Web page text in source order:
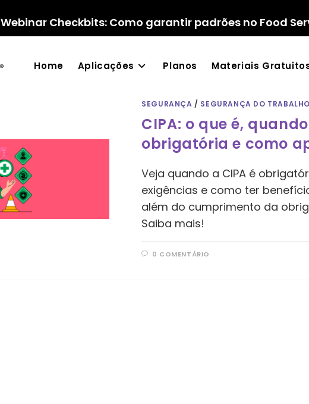
Webinar Checkbits: Como garantir padrões no Food
Home Aplicações Planos Materiais
SEGURANÇA / SEGURANÇA DO TRABALHO
CIPA: o que é,
obrigatória e como
Veja quando a CIPA é
exigências e como ter
além do cumprimento da
Saiba mais!
0 COMENTÁRIO